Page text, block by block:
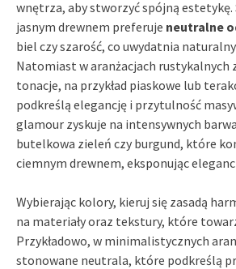
wnętrza, aby stworzyć spójną estetykę.
jasnym drewnem preferuje neutralne
biel czy szarość, co uwydatnia
Natomiast w aranżacjach rustykalnych
tonacje, na przykład piaskowe lub
podkreślą elegancję i przytulność
glamour zyskuje na intensywnych
butelkowa zieleń czy burgund, które
ciemnym drewnem, eksponując
Wybierając kolory, kieruj się zasadą
na materiały oraz tekstury, które
Przykładowo, w minimalistycznych
stonowane neutrala, które podkreślą